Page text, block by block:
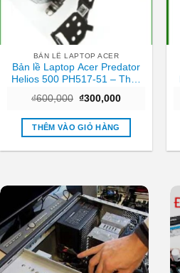
BẢN LỀ LAPTOP ACER
Bản lề Laptop Acer Predator
Helios 500 PH517-51 – Thay
₫600,000 Giá
là:
₫600,000.
₫300,000Giá
tại
₫300,000.
THÊM VÀO GIỎ HÀNG